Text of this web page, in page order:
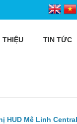
THIỆU TIN TỨC
HUD Mê Linh Central